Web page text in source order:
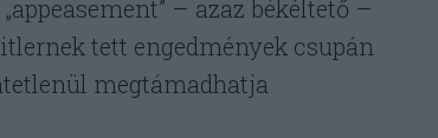
– azaz békéltető –
tett engedmények csupán
megtámadhatja